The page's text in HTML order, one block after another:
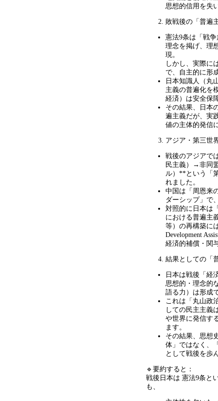
思想的信用を失
敗戦後の「普遍
憲法9条は「戦
理念を掲げ、理
現。
しかし、実際に
で、自主的に形
日本知識人（丸
主義の普遍化を
経済）は安全保
その結果、日本
遍主義だが、実
値の主体的発信
アジア・第三世
戦後のアジアで
民主義）
→ 非同
ル） **という「
れました。
中国は「周恩来
ダーシップ」で
対照的に日本は
における普遍主
等）の再構築に
Development
経済的補償・関
結果としての「
日本は戦後「経
思想的・理念的
語る力）は形成
これは「丸山政
しての民主主義
や世界に発信す
ます。
その結果、思想
体」ではなく、
として戦後を歩
🔹要約すると：
戦後日本は 憲法9条と
も、